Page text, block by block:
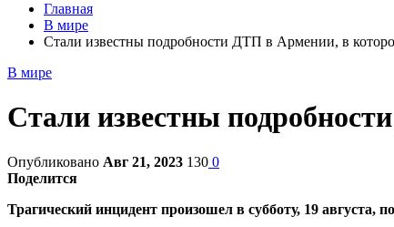
Главная
В мире
Стали известны подробности ДТП в Армении, в
В мире
Стали известны
Опубликовано Авг 21, 2023 130 0
Поделится
Трагический инцидент произошел в субботу, 19